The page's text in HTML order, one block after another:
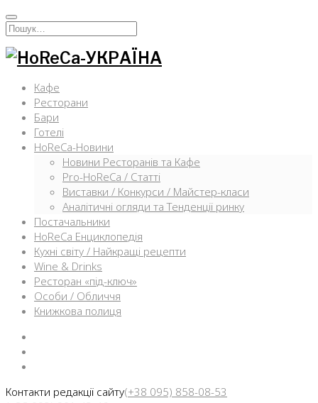
Перейти
кИскать:
Кафе
Ресторани
Бари
Готелі
HoReCa-Новини
Новини Ресторанів та Кафе
Pro-HoReCa / Статті
Виставки / Конкурси / Майстер-класи
Аналітичні огляди та Тенденції ринку
Постачальники
HoReCa Енциклопедія
Кухні світу / Найкращі рецепти
Wine & Drinks
Ресторан «під-ключ»
Особи / Обличчя
Книжкова полиця
Контакти редакції сайту(+38 095) 858-08-53